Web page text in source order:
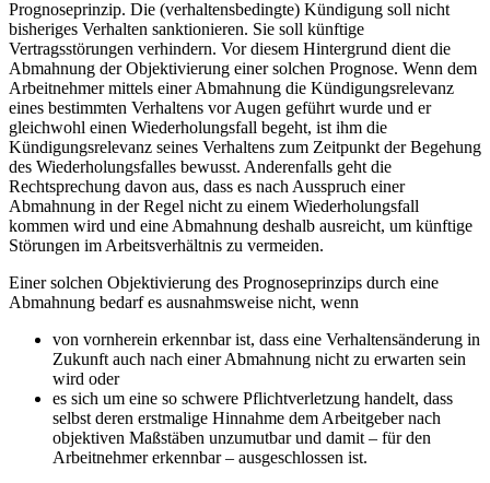
Prognoseprinzip. Die (verhaltensbedingte) Kündigung soll nicht
bisheriges Verhalten sanktionieren. Sie soll künftige
Vertragsstörungen verhindern. Vor diesem Hintergrund dient die
Abmahnung der Objektivierung einer solchen Prognose. Wenn dem
Arbeitnehmer mittels einer Abmahnung die Kündigungsrelevanz
eines bestimmten Verhaltens vor Augen geführt wurde und er
gleichwohl einen Wiederholungsfall begeht, ist ihm die
Kündigungsrelevanz seines Verhaltens zum Zeitpunkt der Begehung
des Wiederholungsfalles bewusst. Anderenfalls geht die
Rechtsprechung davon aus, dass es nach Ausspruch einer
Abmahnung in der Regel nicht zu einem Wiederholungsfall
kommen wird und eine Abmahnung deshalb ausreicht, um künftige
Störungen im Arbeitsverhältnis zu vermeiden.
Einer solchen Objektivierung des Prognoseprinzips durch eine
Abmahnung bedarf es ausnahmsweise nicht, wenn
von vornherein erkennbar ist, dass eine Verhaltensänderung in
Zukunft auch nach einer Abmahnung nicht zu erwarten sein
wird oder
es sich um eine so schwere Pflichtverletzung handelt, dass
selbst deren erstmalige Hinnahme dem Arbeitgeber nach
objektiven Maßstäben unzumutbar und damit – für den
Arbeitnehmer erkennbar – ausgeschlossen ist.